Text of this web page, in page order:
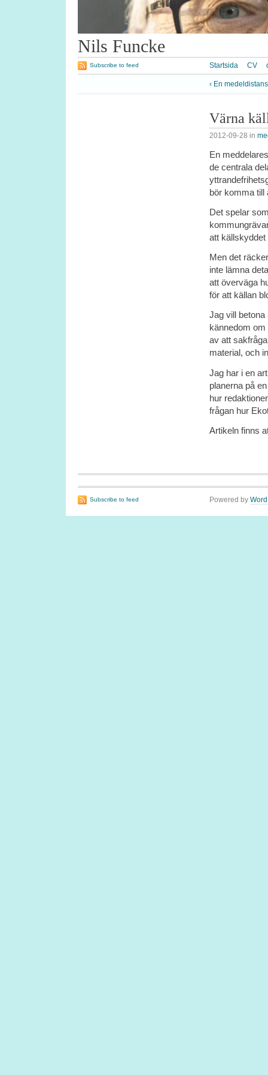
Nils Funcke
Startsida CV
Subscribe to feed
‹ En
Värna
2012-09-28 in
En
de centrala
bör komma till
Det spelar
att källskyddet
Men det
inte lämna
att överväga
för att källan
Jag vill betona
kännedom
av att
material, och
Jag har i en
planerna på
hur
frågan hur
Artikeln finns
Subscribe to feed Powered by